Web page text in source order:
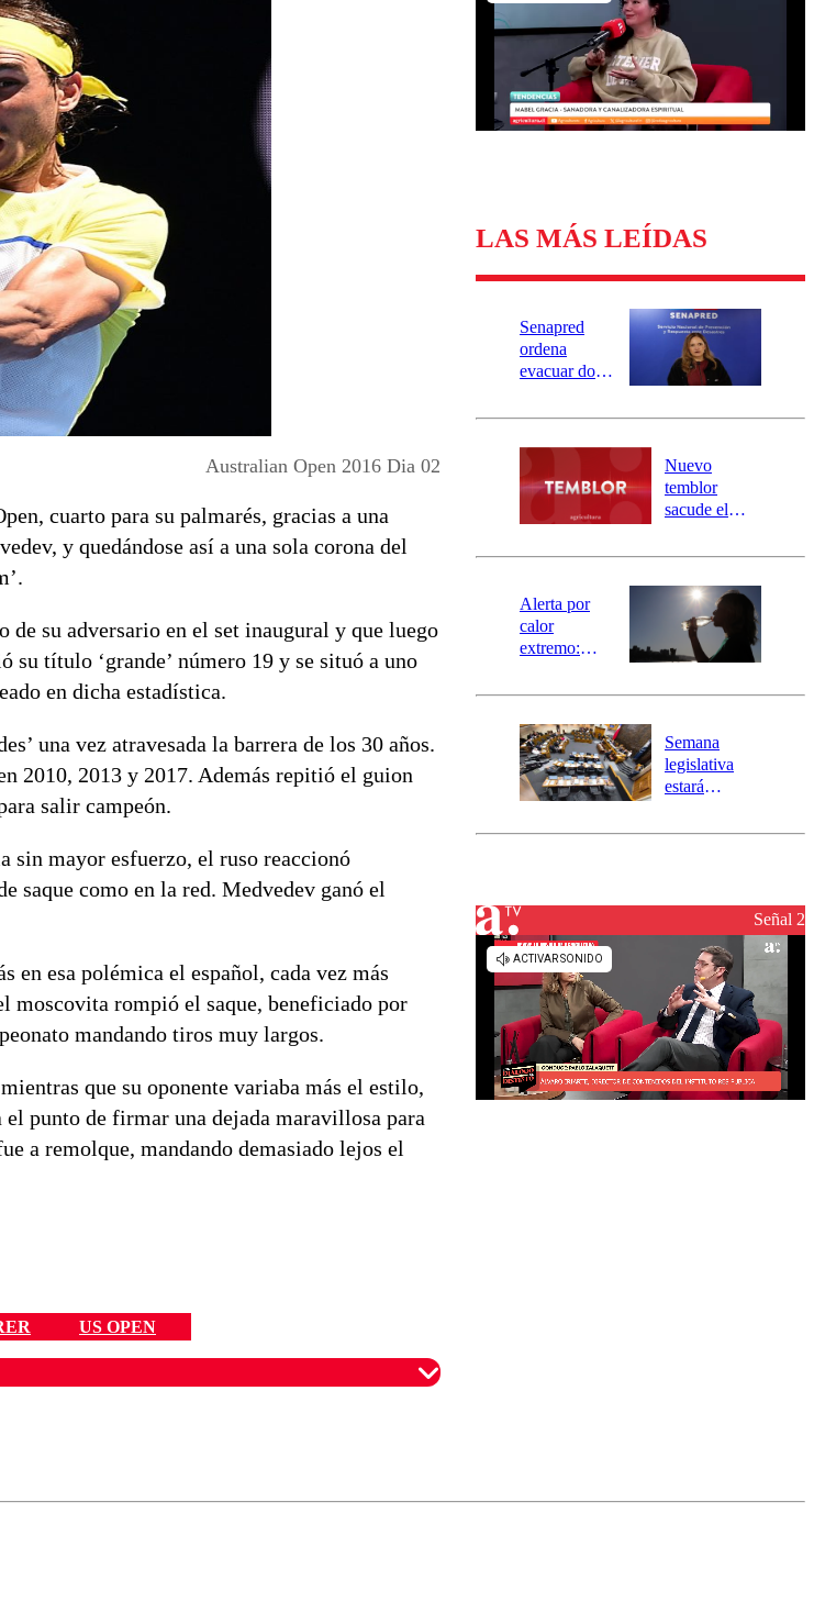
Universidad de Chile
Sustentabilidad
Australian Open 2016 Dia 02
cuarto para su palmarés, gracias a una
y quedándose así a una sola corona del
su adversario en el set inaugural y que luego
título ‘grande’ número 19 y se situó a uno
en dicha estadística.
una vez atravesada la barrera de los 30 años.
2010, 2013 y 2017. Además repitió el guion
salir campeón.
sin mayor esfuerzo, el ruso reaccionó
saque como en la red. Medvedev ganó el
en esa polémica el español, cada vez más
moscovita rompió el saque, beneficiado por
mandando tiros muy largos.
que su oponente variaba más el estilo,
punto de firmar una dejada maravillosa para
a remolque, mandando demasiado lejos el
US OPEN
LAS MÁS LEÍDAS
Senapred
ordena
evacuar dos
Carahue por
río Damas:
activa
mensajería
SAE
Nuevo
temblor
sacude el
revisa la
epicentro
Alerta por
calor
extremo:
activa Alerta
Preventiva en
tres comunas
Semana
legislativa
estará
el fin de la
reconstrucciónSeñal 2